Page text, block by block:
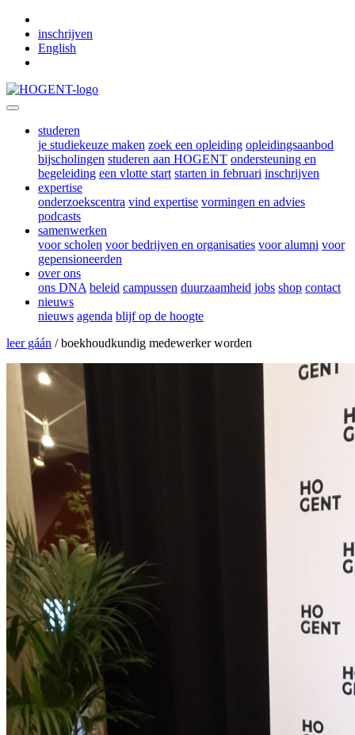
inschrijven
English
studeren
je studiekeuze maken zoek een opleiding opleidingsaanbod
bijscholingen studeren aan HOGENT ondersteuning en
begeleiding een vlotte start starten in februari inschrijven
expertise
onderzoekscentra vind expertise vormingen en advies
podcasts
samenwerken
voor scholen voor bedrijven en organisaties voor alumni voor
gepensioneerden
over ons
ons DNA beleid campussen duurzaamheid jobs shop contact
nieuws
nieuws agenda blijf op de hoogte
leer gáán / boekhoudkundig medewerker worden